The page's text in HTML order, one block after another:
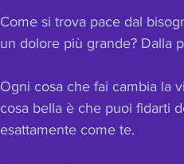
Come si trova pace dal
un dolore più grande? Dalla
Ogni cosa che fai cambia la
cosa bella è che puoi fidarti
esattamente come te.